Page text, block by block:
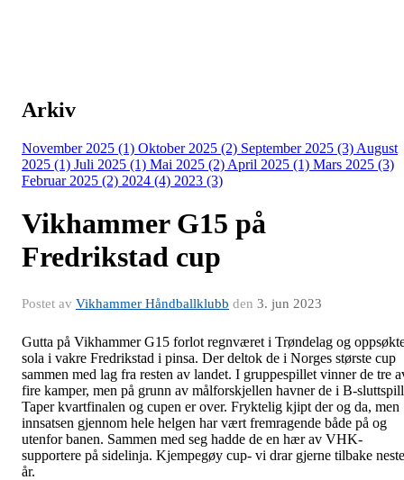
Arkiv
November 2025 (1) Oktober 2025 (2) September 2025 (3) August
2025 (1) Juli 2025 (1) Mai 2025 (2) April 2025 (1) Mars 2025 (3)
Februar 2025 (2) 2024 (4) 2023 (3)
Vikhammer G15 på
Fredrikstad cup
Postet av Vikhammer Håndballklubb den 3. jun 2023
Gutta på Vikhammer G15 forlot regnværet i Trøndelag og
sola i vakre Fredrikstad i pinsa. Der deltok de i Norges største cup
sammen med lag fra resten av landet. I gruppespillet vinner de tre
fire kamper, men på grunn av målforskjellen havner de i B-
Taper kvartfinalen og cupen er over. Fryktelig kjipt der og da, men
innsatsen gjennom hele helgen har vært fremragende både på og
utenfor banen. Sammen med seg hadde de en hær av VHK-
supportere på sidelinja. Kjempegøy cup- vi drar gjerne tilbake neste
år.